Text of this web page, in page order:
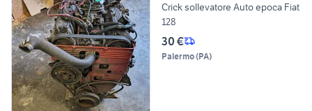
Crick sollevatore Auto epoca Fiat
128
30 €
Palermo(PA)